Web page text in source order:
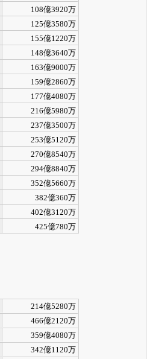
108億3920万
125億3580万
155億1220万
148億3640万
163億9000万
159億2860万
177億4080万
216億5980万
237億3500万
253億5120万
270億8540万
294億8840万
352億5660万
382億360万
402億3120万
425億780万
214億5280万
466億2120万
359億4080万
342億1120万